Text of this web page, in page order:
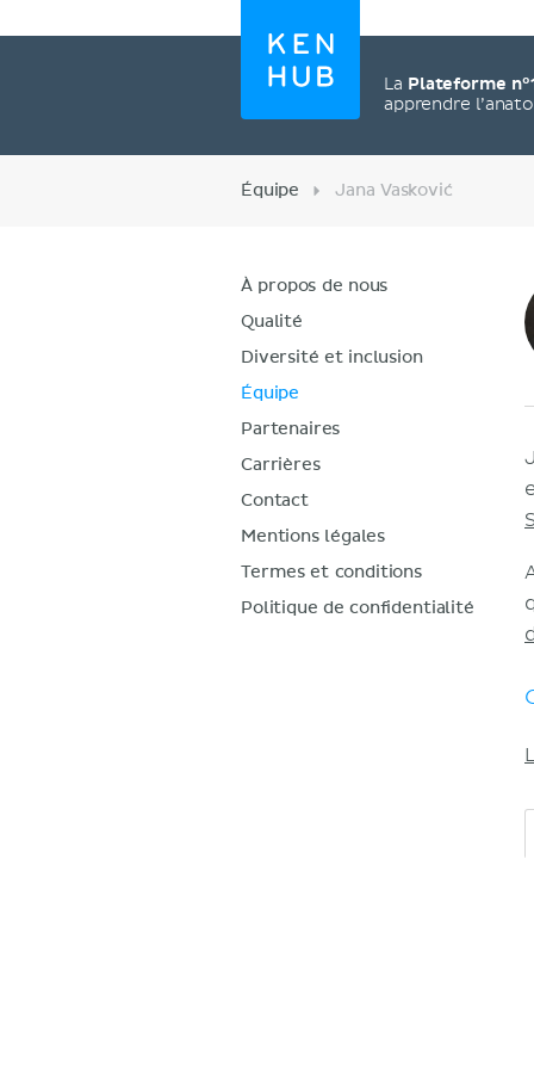
La Plateforme
apprendre
Équipe Jana Vasković
À propos de nous
Qualité
Diversité et inclusion
Équipe
Partenaires
Carrières
Contact
Mentions légales
Termes et conditions
Politique de confidentialité